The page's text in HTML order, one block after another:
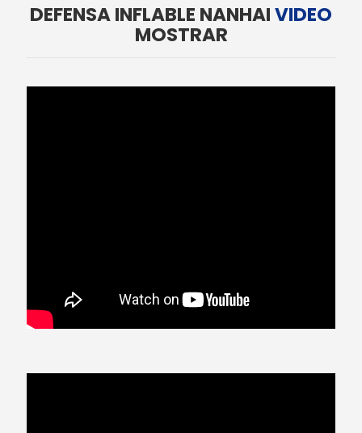
DEFENSA INFLABLE NANHAIVIDEO
MOSTRAR